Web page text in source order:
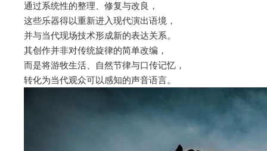
通过系统性的整理、修复与改良，
这些乐器得以重新进入现代演出语境，
并与当代现场技术形成新的表达关系。
其创作并非对传统旋律的简单改编，
而是将游牧生活、自然节律与口传记忆，
转化为当代观众可以感知的声音语言。